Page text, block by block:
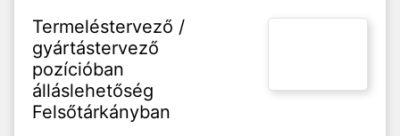
Termeléstervező /
gyártástervező
pozícióban
álláslehetőség
Felsőtárkányban